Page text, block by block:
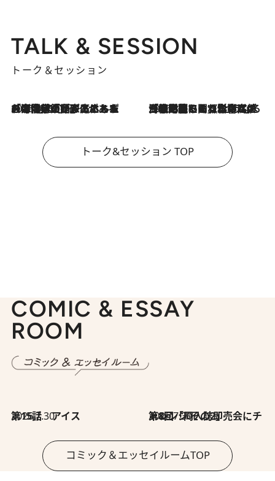
TALK & SESSION
トーク＆セッション
2026.8.3
「今後値上げがあるとすれば…」「リスクがあるのは今年の冬」エネルギー専門家が語る、ホルムズ海峡封鎖が家庭にもたらす“ある心配” 2026.8.3
「住宅建てられない…」「サーチャージ料の高値が続いている」ホルムズ海峡封鎖による影響はいつまで続く？《エネルギー専門家に聞く“どうなる日本の暮らし”》
トーク&セッション TOP
COMIC & ESSAY
ROOM
2026.7.30
第15話 アイス 2026.7.30
第8回「同人誌即売会にチャレンジ その2」
コミック＆エッセイルームTOP